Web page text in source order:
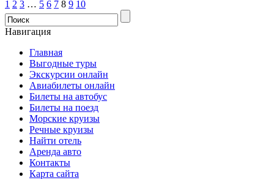
1 2 3 … 5 6 7 8 9 10
Навигация
Главная
Выгодные туры
Экскурсии онлайн
Авиабилеты онлайн
Билеты на автобус
Билеты на поезд
Морские круизы
Речные круизы
Найти отель
Аренда авто
Контакты
Карта сайта